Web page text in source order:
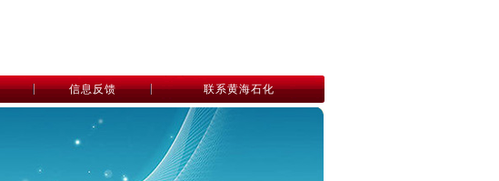
信息反馈 联系黄海石化